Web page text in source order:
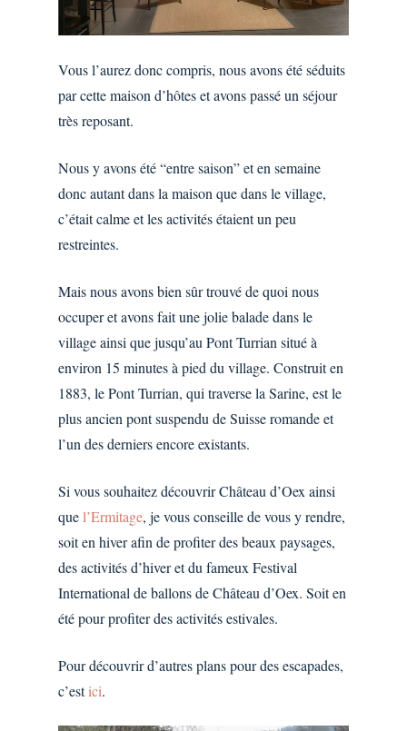
Vous l’aurez donc compris, nous avons été séduits
par cette maison d’hôtes et avons passé un séjour
très reposant.
Nous y avons été “entre saison” et en semaine
donc autant dans la maison que dans le village,
c’était calme et les activités étaient un peu
restreintes.
Mais nous avons bien sûr trouvé de quoi nous
occuper et avons fait une jolie balade dans le
village ainsi que jusqu’au Pont Turrian situé à
environ 15 minutes à pied du village.Construit en
1883, le Pont Turrian, qui traverse la Sarine, est le
plus ancien pont suspendu de Suisse romande et
l’un des derniers encore existants.
Si vous souhaitez découvrir Château d’Oex ainsi
quel’Ermitage, je vous conseille de vous y rendre,
soit en hiver afin de profiter des beaux paysages,
des activités d’hiver et du fameux Festival
International de ballons de Château d’Oex. Soit en
été pour profiter des activités estivales.
Pour découvrir d’autres plans pour des escapades,
c’estici.